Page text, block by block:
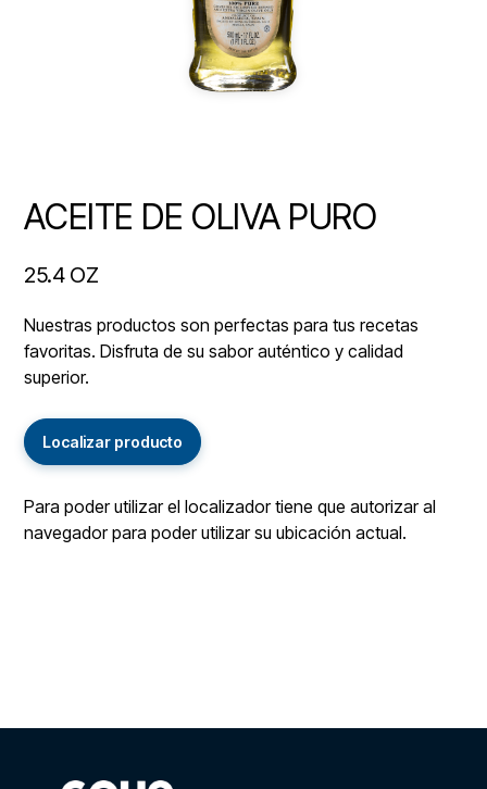
ACEITE DE OLIVA PURO
25.4 OZ
Nuestras productos son perfectas para tus recetas
favoritas. Disfruta de su sabor auténtico y calidad
superior.
Localizar producto
Para poder utilizar el localizador tiene que autorizar al
navegador para poder utilizar su ubicación actual.